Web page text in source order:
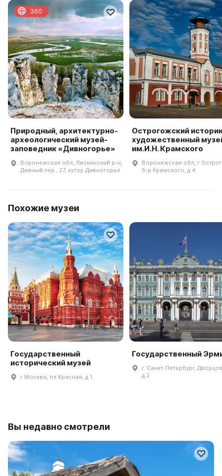
Природный, архитектурно-
археологический музей-
заповедник «Дивногорье»
Воронежская обл, Лискинский р-н,
Дивный пер., 27, хутор Дивногорье
360
Острогожский
художественный
им.И.Н. Крамского
Воронежская обл, г
б-р Крамского, д 4
Похожие музеи
Государственный
исторический музей
г Москва, пл Красная, д 1
Государственный
г. Санкт-Петербург,
д 2
Вы недавно смотрели